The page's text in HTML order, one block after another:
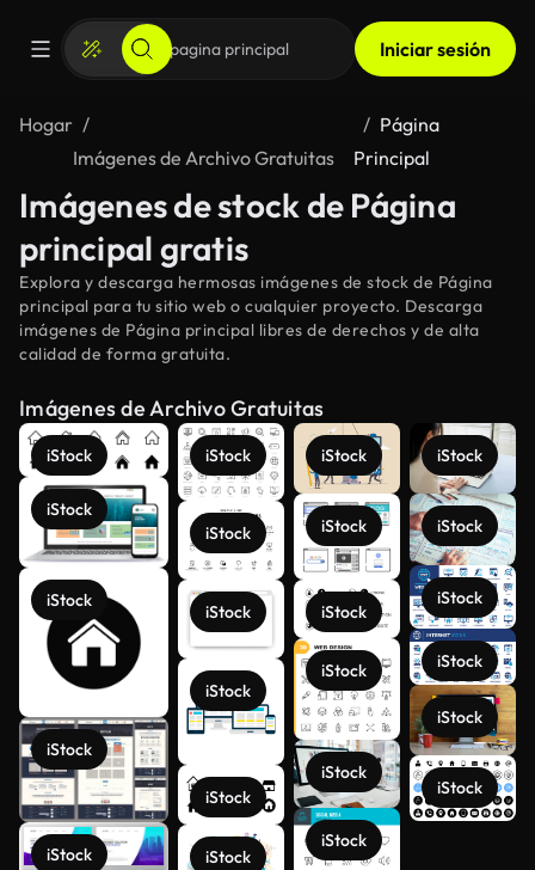
Iniciar sesión
Hogar
Imágenes de Archivo Gratuitas
Página
Principal
Imágenes de stock de Página
principal gratis
Explora y descarga hermosas imágenes de stock de Página
principal para tu sitio web o cualquier proyecto. Descarga
imágenes de Página principal libres de derechos y de alta
calidad de forma gratuita.
Imágenes de Archivo Gratuitas
iStock
iStock
iStock
iStock
iStock
iStock
iStock
iStock
iStock
iStock
iStock
iStock
iStock
iStock
iStock
iStock
iStock
iStock
iStock
iStock
iStock
iStock
iStock